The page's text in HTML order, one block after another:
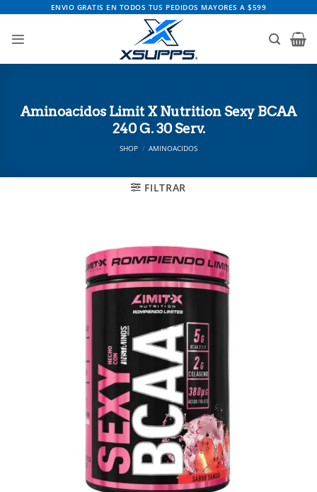
contenido
ENVIO GRATIS EN TODOS TUS PEDIDOS MAYORES A $599
Aminoacidos Limit X Nutrition Sexy BCAA
240 G. 30 Serv.
SHOP / AMINOACIDOS
FILTRAR